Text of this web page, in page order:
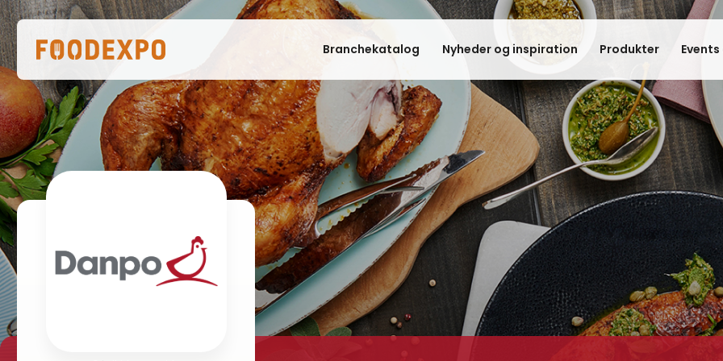
Branchekatalog Nyheder og inspiration Produkter